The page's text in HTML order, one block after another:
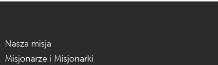
Nasza misja
Misjonarze i Misjonarki